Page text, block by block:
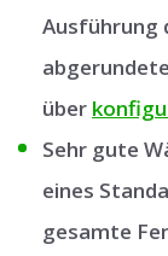
Ausführung
über
Sehr gute
eines
gesamte